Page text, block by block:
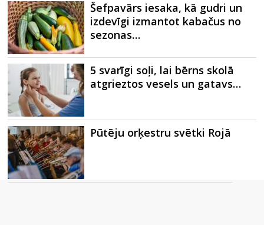
Šefpavārs iesaka, kā gudri un
izdevīgi izmantot kabačus no
sezonas…
5 svarīgi soļi, lai bērns skolā
atgrieztos vesels un gatavs…
Pūtēju orķestru svētki Rojā